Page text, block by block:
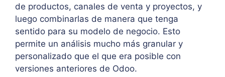
de productos, canales de venta y proyectos, y
luego combinarlas de manera que tenga
sentido para su modelo de negocio. Esto
permite un análisis mucho más granular y
personalizado que el que era posible con
versiones anteriores de Odoo.